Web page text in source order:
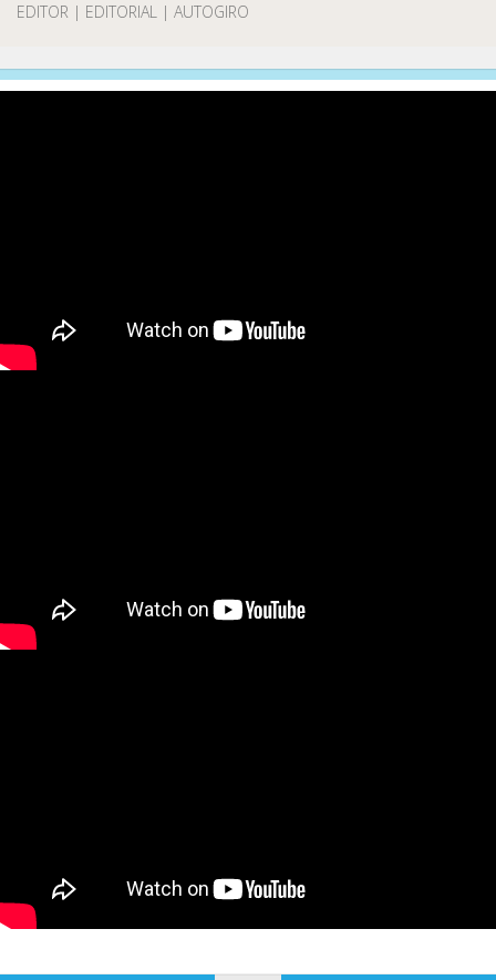
EDITOR | EDITORIAL | AUTOGIRO